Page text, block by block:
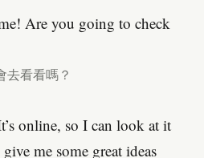
Are you going to check
去看看嗎？
online, so I can look at it
me some great ideas